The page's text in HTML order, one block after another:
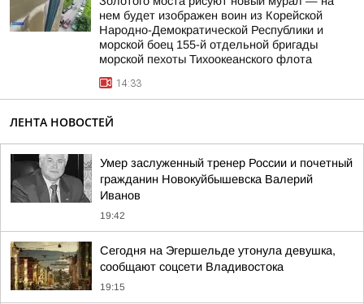
нем будет изображен воин из Корейской
Народно-Демократической Республики и
морской боец 155-й отдельной бригады
морской пехоты Тихоокеанского флота
14:33
ЛЕНТА НОВОСТЕЙ
Умер заслуженный тренер России и почетный
гражданин Новокуйбышевска Валерий
Иванов
19:42
Сегодня на Эгершельде утонула девушка,
сообщают соцсети Владивостока
19:15